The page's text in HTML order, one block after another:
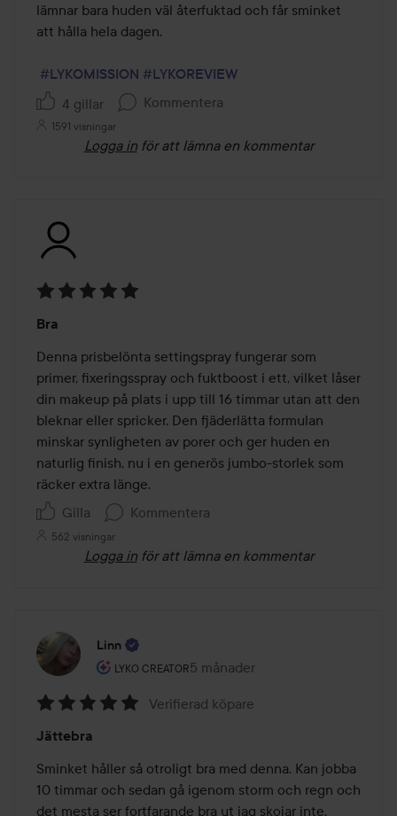
lämnar bara huden väl återfuktad och får sminket
att hålla hela dagen.
#LYKOMISSION #LYKOREVIEW
4 gillar
Kommentera
1591 visningar
Logga in för att lämna en kommentar
5
av
5
Bra
Denna prisbelönta settingspray fungerar som
primer, fixeringsspray och fuktboost i ett, vilket låser
din makeup på plats i upp till 16 timmar utan att den
bleknar eller spricker. Den fjäderlätta formulan
minskar synligheten av porer och ger huden en
naturlig finish, nu i en generös jumbo-storlek som
räcker extra länge.
Gilla
Kommentera
562 visningar
Logga in för att lämna en kommentar
Linn
LYKO CREATOR
Användarens roll: Lyko Creator.
5 månader
Inlägget skapades 5 månader
5
av
5
Verifierad köpare
Jättebra
Sminket håller så otroligt bra med denna. Kan jobba
10 timmar och sedan gå igenom storm och regn och
det mesta ser fortfarande bra ut jag skojar inte.